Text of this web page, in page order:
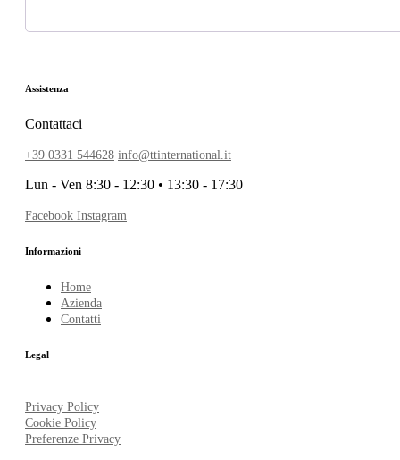
Assistenza
Contattaci
+39 0331 544628 info@ttinternational.it
Lun - Ven 8:30 - 12:30 • 13:30 - 17:30
Facebook Instagram
Informazioni
Home
Azienda
Contatti
Legal
Privacy Policy
Cookie Policy
Preferenze Privacy